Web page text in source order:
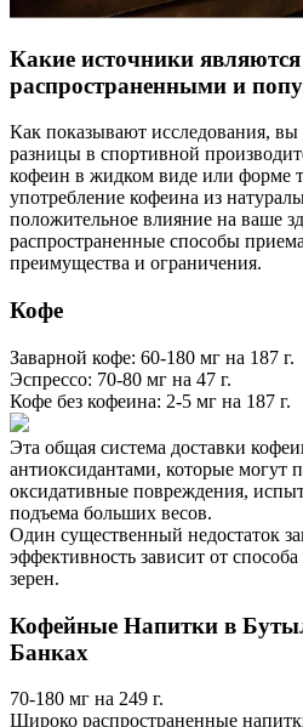
Какие источники
распространенными и
Как показывают исследования, вы
разницы в спортивной
кофеин в жидком виде или форме
употребление кофеина из
положительное влияние на ваше
распространенные способы
преимущества и ограничения.
Кофе
Заварной кофе: 60-180 мг на 187 г.
Эспрессо: 70-80 мг на 47 г.
Кофе без кофеина: 2-5 мг на 187 г.
Эта общая система доставки
антиоксидантами, которые могут
оксидативные повреждения,
подъема больших весов.
Один существенный недостаток
эффективность зависит от
зерен.
Кофейные Напитки в
Банках
70-180 мг на 249 г.
Широко распространенные